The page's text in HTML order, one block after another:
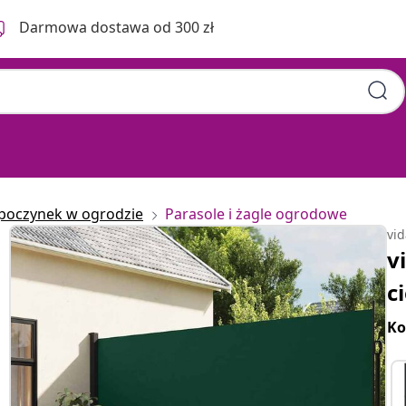
Darmowa dostawa od 300 zł
w ogrodzie Parasole i żagle ogrodowe